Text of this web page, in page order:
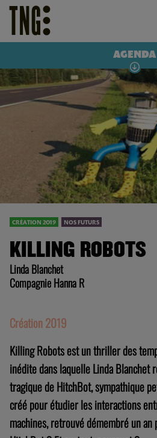
AGENDA
CRÉATION 2019 NOS FUTURS
KILLING ROBOTS
Linda Blanchet
Compagnie Hanna R
Création 2019